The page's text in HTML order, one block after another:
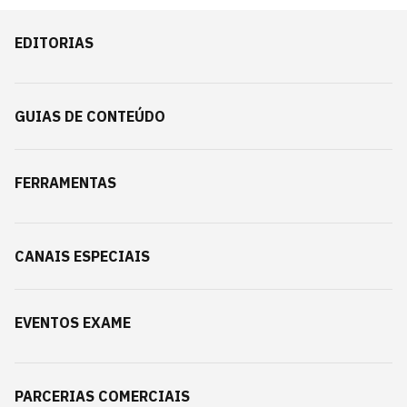
EDITORIAS
GUIAS DE CONTEÚDO
FERRAMENTAS
CANAIS ESPECIAIS
EVENTOS EXAME
PARCERIAS COMERCIAIS